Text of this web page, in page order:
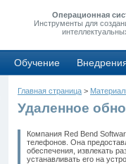
Операционная
Инструменты для
Обучение
Главная страница >
Удаленное
Компания Red Bend
телефонов. Она
обеспечения, извлекать
устанавливать его на